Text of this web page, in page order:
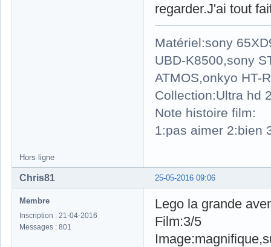
regarder.J'ai tout
Matériel:sony
UBD-K8500,sony
ATMOS,onkyo HT-
Collection:Ultra hd
Note histoire film:
1:pas aimer 2:bien
Hors ligne
25-05-2016 09:06
Chris81
Membre
Inscription : 21-04-2016
Messages : 801
Lego la grande
Film:3/5